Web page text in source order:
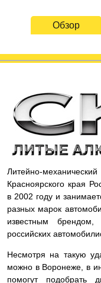
Обзор
Литейно-
Красноярского края
в 2002 году и
разных марок
известным
российских
Несмотря на такую
можно в Воронеже, в
помогут